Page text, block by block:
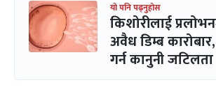
यो पनि पढ्नुहोस
किशोरीलाई
अवैध डिम्ब
गर्न कानुनी जटिलता